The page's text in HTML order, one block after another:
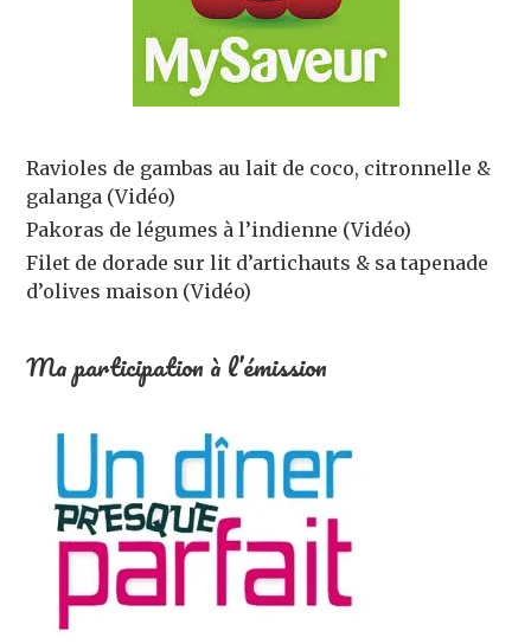
Ravioles de gambas au lait de coco, citronnelle &
galanga (Vidéo)
Pakoras de légumes à l’indienne (Vidéo)
Filet de dorade sur lit d’artichauts & sa tapenade
d’olives maison (Vidéo)
Ma participation à l’émission